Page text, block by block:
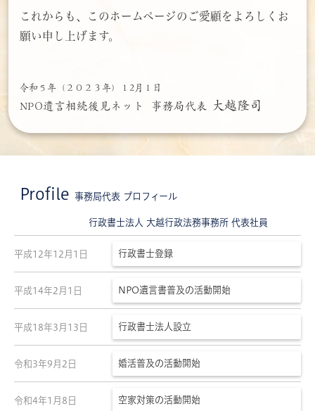
これからも、このホームページのご愛顧をよろしくお
願い申し上げます。
令和５年（２０２３年）１2月１日
NPO遺言相続後見ネット 事務局代表 大越隆司
Profile 事務局代表 プロフィール
行政書士法人 大越行政法務事務所 代表社員
平成12年12月1日 行政書士登録
平成14年2月1日 NPO遺言書普及の活動開始
平成18年3月13日 行政書士法人設立
令和3年9月2日 婚活普及の活動開始
令和4年1月8日 空家対策の活動開始